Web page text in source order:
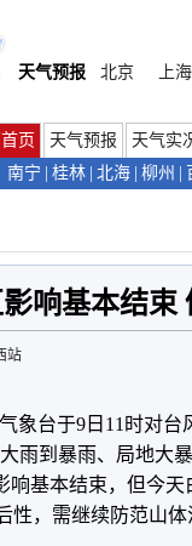
天气预报
北京 上海
页 天气预报 天气实
南宁
桂林 北海 柳州
响基本结束
站
象台于9日11时对台
雨到暴雨、局地大
响基本结束，但今
，需继续防范山体